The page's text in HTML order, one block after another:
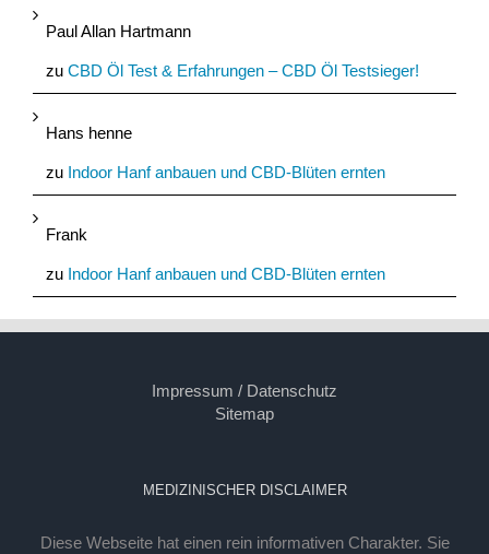
Paul Allan Hartmann
zu CBD Öl Test & Erfahrungen – CBD Öl Testsieger!
Hans henne
zu Indoor Hanf anbauen und CBD-Blüten ernten
Frank
zu Indoor Hanf anbauen und CBD-Blüten ernten
Impressum / Datenschutz
Sitemap
MEDIZINISCHER DISCLAIMER
Diese Webseite hat einen rein informativen Charakter. Sie